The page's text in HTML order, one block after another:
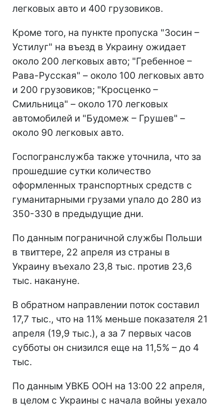
легковых авто и 400 грузовиков.
Кроме того, на пункте пропуска "Зосин –
Устилуг" на въезд в Украину ожидает
около 200 легковых авто; "Гребенное –
Рава-Русская" – около 100 легковых авто
и 200 грузовиков; "Кросценко –
Смильница" – около 170 легковых
автомобилей и "Будомеж – Грушев" –
около 90 легковых авто.
Госпогранслужба также уточнила, что за
прошедшие сутки количество
оформленных транспортных средств с
гуманитарными грузами упало до 280 из
350-330 в предыдущие дни.
По данным пограничной службы Польши
в твиттере, 22 апреля из страны в
Украину въехало 23,8 тыс. против 23,6
тыс. накануне.
В обратном направлении поток составил
17,7 тыс., что на 11% меньше показателя 21
апреля (19,9 тыс.), а за 7 первых часов
субботы он снизился еще на 11,5% – до 4
тыс.
По данным УВКБ ООН на 13:00 22 апреля,
в целом с Украины с начала войны уехало